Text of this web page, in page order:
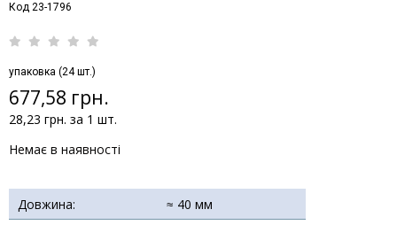
Код 23-1796
упаковка (24 шт.)
677,58 грн.
28,23 грн. за 1 шт.
Немає в наявності
Довжина:
≈ 40 мм